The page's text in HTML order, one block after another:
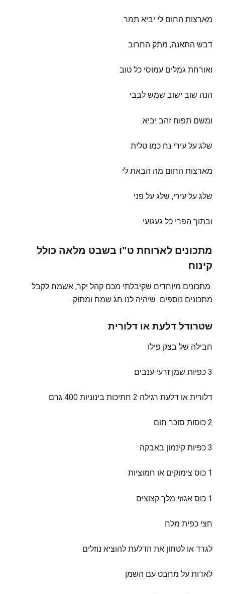
מארצות החום לי יביא תמר.
דבש התאנה, מתק החרוב
ואורחת גמלים עמוסי כל טוב
הנה שוב ישוב שמש לבבי
ומשם תפוח זהב יביא.
שלג על עירי נח כמו טלית
מארצות החום מה הבאת לי
שלג על עירי, שלג על פני
ובתוך הפרי כל געגועי.
מתכונים לארוחת ט"ו בשבט מלאה כולל
קינוח
מתכונים מיוחדים שקיבלתי מכם קהל יקר, אשמח לקבל
מתכונים נוספים שיהיה לנו חג שמח ומתוק.
שטרודל דלעת או דלורית
חבילה של בצק פילו
3 כפיות שמן זרעי ענבים
דלורית או דלעת רגילה 2 חתיכות בינוניות 400 גרם
2 כוסות סוכר חום
3 כפיות קינמון באבקה
1 כוס צימוקים או חמוציות
1 כוס אגוזי מלך קצוצים
חצי כפית מלח
לגרד או לטחון את הדלעת להוציא נוזלים
לאדות על מחבט עם השמן